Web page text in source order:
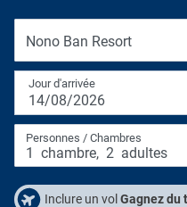
Nono Ban Resort
Jour d'arrivée
14/08/2026
Personnes / Chambres
1 chambre, 2 adultes
Inclure un vol Gagnez du